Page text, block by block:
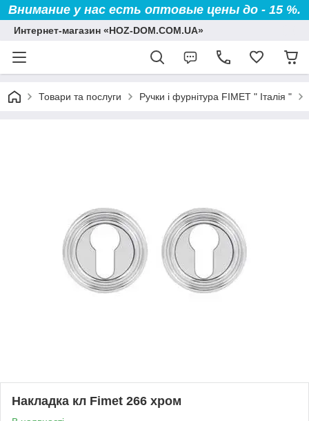
Внимание у нас есть оптовые цены до - 15 %.
Интернет-магазин «HOZ-DOM.COM.UA»
Товари та послуги Ручки і фурнітура FIMET " Італія "
Накладка кл Fimet 266 хром